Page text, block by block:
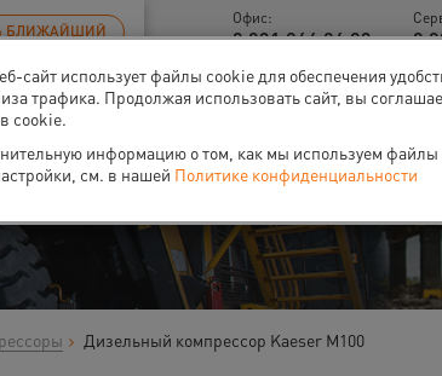
БЛИЖАЙШИЙ
Офис:
8 831 266 06 93 8
Дизельный компрессор Kaeser M100
сайт использует файлы cookie для обеспечения
трафика. Продолжая использовать сайт, вы
cookie.
информацию о том, как мы используем файлы
см. в нашей Политике конфиденциальности